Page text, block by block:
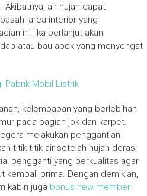
air hujan dapat
area interior yang
ini jika berlanjut akan
atau bau apek yang menyengat
Pabrik Mobil Listrik
kelembapan yang berlebihan
pada bagian jok dan karpet.
melakukan penggantian
titik-titik air setelah hujan deras.
pengganti yang berkualitas agar
kembali prima. Dengan demikian,
kabin juga bonus new member